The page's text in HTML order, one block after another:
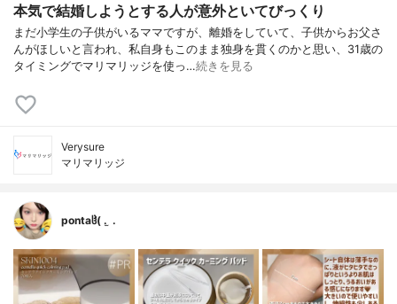
本気で結婚しようとする人が意外といてびっくり
まだ小学生の子供がいるママですが、離婚をしていて、子供からお父さ
んがほしいと言われ、私自身もこのまま独身を貫くのかと思い、31歳の
タイミングでマリマリッジを使っ…続きを見る
Verysure
マリマリッジ
pontaჱ̒( . ̫ .